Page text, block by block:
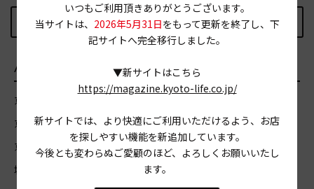
記事TOPに戻る
AREA
京都市北区
京都市東山区
京都市山科区 京都市下京区
京都市南区
京都市右京区
京都市西京区 京都市伏見区 宇治市
亀岡市
城陽市
八幡市
いつもご利用頂きありがとうございます。
当サイトは、 2026年5月31日をもって更新を終了し、下
記サイトへ完全移行しました。
▼新サイトはこちら
https://magazine.kyoto-life.co.jp/
新サイトでは、より快適にご利用いただけるよう、お店
を探しやすい機能を新追加しています。
今後とも変わらぬご愛顧のほど、よろしくお願いいたし
ます。